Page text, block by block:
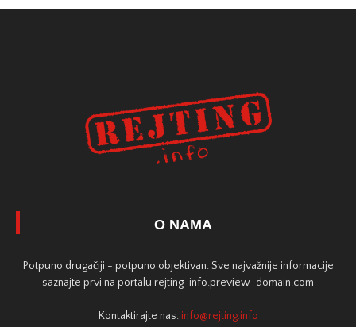
O NAMA
Potpuno drugačiji - potpuno objektivan. Sve najvažnije informacije
saznajte prvi na portalu rejting-info.preview-domain.com
Kontaktirajte nas: info@rejting.info